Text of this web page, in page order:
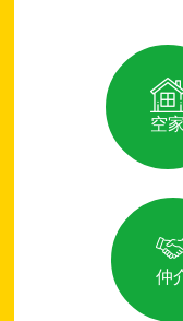
空家
仲